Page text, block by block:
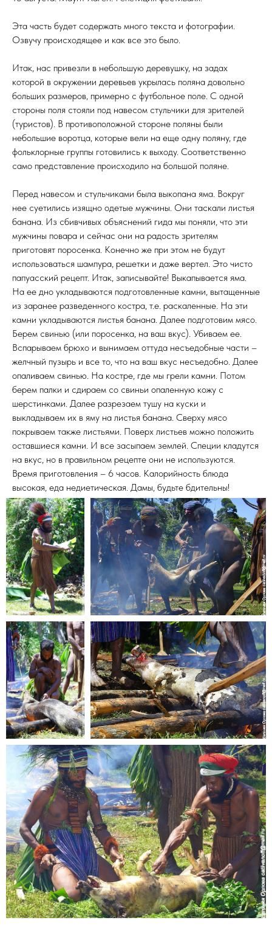
Эта часть будет содержать много текста и фотографии.
Озвучу происходящее и как все это было.
Итак, нас привезли в небольшую деревушку, на задах
которой в окружении деревьев укрылась поляна довольно
больших размеров, примерно с футбольное поле. С одной
стороны поля стояли под навесом стульчики для зрителей
(туристов). В противоположной стороне поляны были
небольшие воротца, которые вели на еще одну поляну, где
фольклорные группы готовились к выходу. Соответственно
само представление происходило на большой поляне.
Перед навесом и стульчиками была выкопана яма. Вокруг
нее суетились изящно одетые мужчины. Они таскали листья
банана. Из сбивчивых объяснений гида мы поняли, что эти
мужчины повара и сейчас они на радость зрителям
приготовят поросенка. Конечно же при этом не будут
использоваться шампура, решетки и даже вертел. Это чисто
папуасский рецепт. Итак, записывайте! Выкапывается яма.
На ее дно укладываются подготовленные камни, вытащенные
из заранее разведенного костра, т.е. раскаленные. На эти
камни укладываются листья банана. Далее подготовим мясо.
Берем свинью (или поросенка, на ваш вкус). Убиваем ее.
Вспарываем брюхо и вынимаем оттуда несъедобные части –
желчный пузырь и все то, что на ваш вкус несъедобно. Далее
опаливаем свинью. На костре, где мы грели камни. Потом
берем палки и сдираем со свиньи опаленную кожу с
шерстинками. Далее разрезаем тушу на куски и
выкладываем их в яму на листья банана. Сверху мясо
покрываем также листьями. Поверх листьев можно положить
оставшиеся камни. И все засыпаем землей. Специи кладутся
на вкус, но в правильном рецепте они не используются.
Время приготовления – 6 часов. Калорийность блюда
высокая, еда недиетическая. Дамы, будьте бдительны!